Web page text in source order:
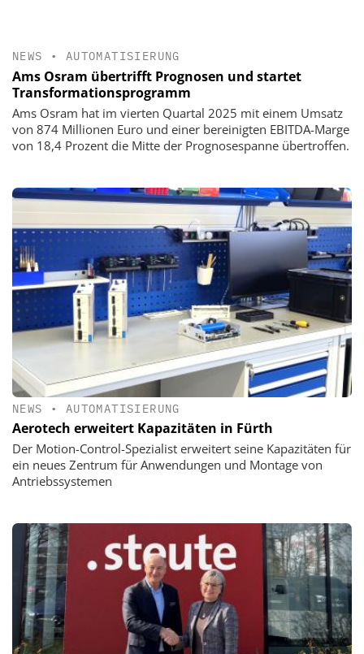
NEWS • AUTOMATISIERUNG
Ams Osram übertrifft Prognosen und startet
Transformationsprogramm
Ams Osram hat im vierten Quartal 2025 mit einem Umsatz
von 874 Millionen Euro und einer bereinigten EBITDA-Marge
von 18,4 Prozent die Mitte der Prognosespanne übertroffen.
NEWS • AUTOMATISIERUNG
Aerotech erweitert Kapazitäten in Fürth
Der Motion-Control-Spezialist erweitert seine Kapazitäten für
ein neues Zentrum für Anwendungen und Montage von
Antriebssystemen